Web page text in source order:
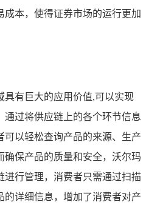
本，使得证券市场的运行更加
具有巨大的应用价值,可以实现
过将供应链上的各个环节信息
以轻松查询产品的来源、生产
保产品的质量和安全，沃尔玛
进行管理，消费者只需通过扫描
的详细信息，增加了消费者对产